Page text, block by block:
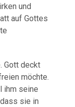
und
auf Gottes
Gott deckt
möchte.
ihm seine
sie in